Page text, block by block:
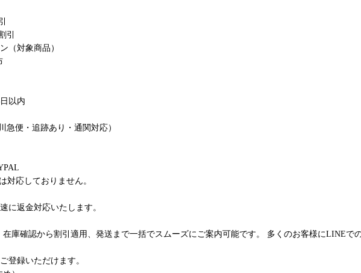
引
（対象商品）
以内
急便・追跡あり・通関対応）
対応しておりません。
に返金対応いたします。
庫確認から割引適用、発送まで一括でスムーズにご案内可能です。 多くのお客様にLINEで
登録いただけます。